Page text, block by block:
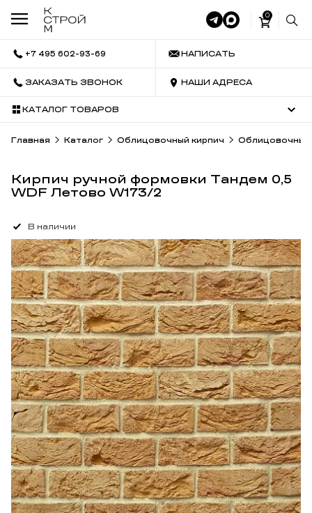
0
+7 495 602-93-69 НАПИСАТЬ
ЗАКАЗАТЬ ЗВОНОК НАШИ АДРЕСА
КАТАЛОГ ТОВАРОВ
Главная Каталог Облицовочный кирпич Облицовочный
Кирпич ручной формовки Тандем 0,5
WDF Летово W173/2
В наличии